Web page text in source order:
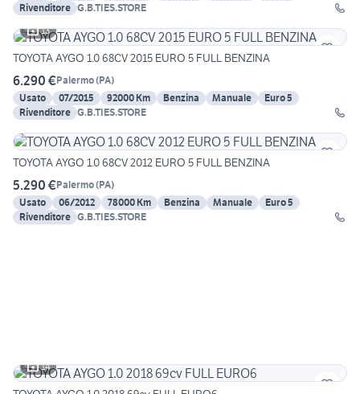
Rivenditore G.B.TIES.STORE
13
TOYOTA AYGO 1.0 68CV 2015 EURO 5 FULL BENZINA
6.290 €Palermo(PA)
Usato
07/2015 92000 Km Benzina Manuale
Euro 5
Rivenditore G.B.TIES.STORE
TOYOTA AYGO 1.0 68CV 2012 EURO 5 FULL BENZINA
5.290 €Palermo(PA)
Usato
06/2012 78000 Km Benzina Manuale
Euro 5
Rivenditore G.B.TIES.STORE
14